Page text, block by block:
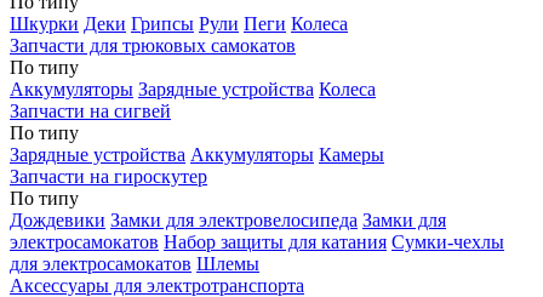
Шкурки Деки Грипсы Рули Пеги Колеса
Запчасти для трюковых самокатов
По типу
Аккумуляторы Зарядные устройства Колеса
Запчасти на сигвей
По типу
Зарядные устройства Аккумуляторы Камеры
Запчасти на гироскутер
По типу
Дождевики Замки для электровелосипеда Замки для
электросамокатов Набор защиты для катания Сумки-чехлы
для электросамокатов Шлемы
Аксессуары для электротранспорта